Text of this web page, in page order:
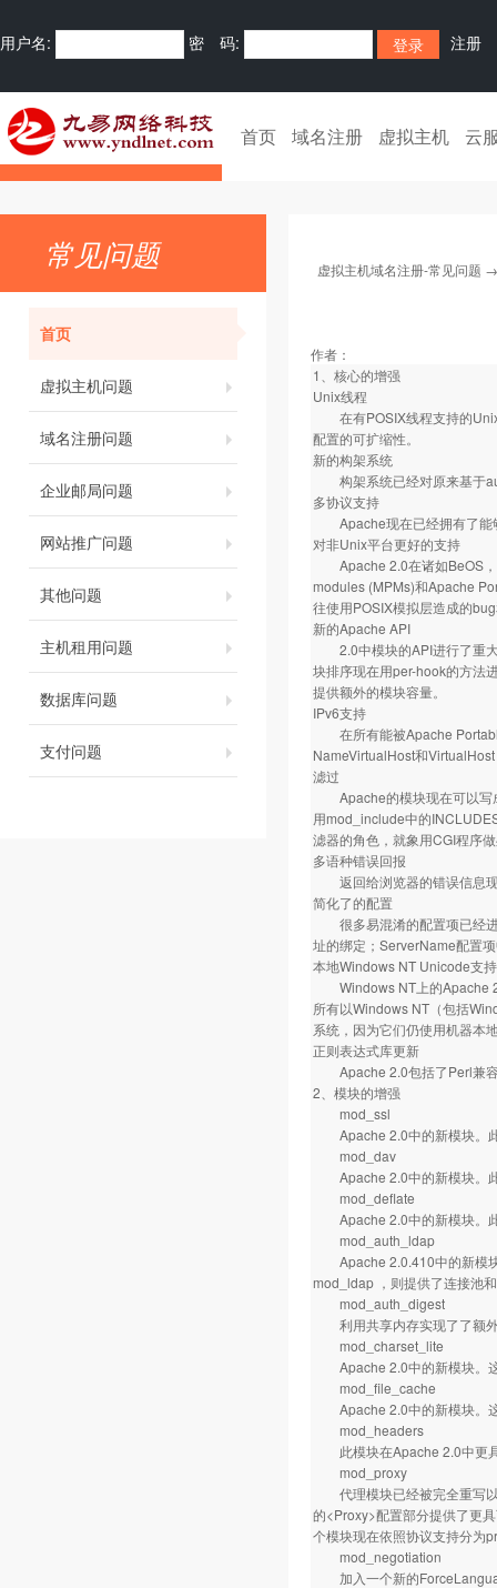
用户名: 密 码: 注册
首页 域名注册 虚拟主机 云
常见问题
首页
虚拟主机问题
域名注册问题
企业邮局问题
网站推广问题
其他问题
主机租用问题
数据库问题
支付问题
虚拟主机域名注册-常见问题
作者：
1、核心的增强
Unix线程
在有POSIX线程支持的Unix
配置的可扩缩性。
新的构架系统
构架系统已经对原来基于
多协议支持
Apache现在已经拥有了能
对非Unix平台更好的支持
Apache 2.0在诸如BeOS，
modules (MPMs)和Apache
往使用POSIX模拟层造成的
新的Apache API
2.0中模块的API进行了重大
块排序现在用per-hook的方法
提供额外的模块容量。
IPv6支持
在所有能被Apache
NameVirtualHost和
滤过
Apache的模块现在可以写
用mod_include中的
滤器的角色，就象用CGI程序
多语种错误回报
返回给浏览器的错误信息现
简化了的配置
很多易混淆的配置项已经进
址的绑定；ServerName配置
本地Windows NT Unicode支持
Windows NT上的Apache
所有以Windows NT（包括
系统，因为它们仍使用机器本
正则表达式库更新
Apache 2.0包括了Perl兼容
2、模块的增强
mod_ssl
Apache 2.0中的新模块。此
mod_dav
Apache 2.0中的新模块。此
mod_deflate
Apache 2.0中的新模块。此
mod_auth_ldap
Apache 2.0.410中的新模块
mod_ldap ，则提供了连接池
mod_auth_digest
利用共享内存实现了了额
mod_charset_lite
Apache 2.0中的新模块。这
mod_file_cache
Apache 2.0中的新模块。这
mod_headers
此模块在Apache 2.0中更具
mod_proxy
代理模块已经被完全重写以
的<Proxy>配置部分提供了更
个模块现在依照协议支持分为
mod_negotiation
加入一个新的